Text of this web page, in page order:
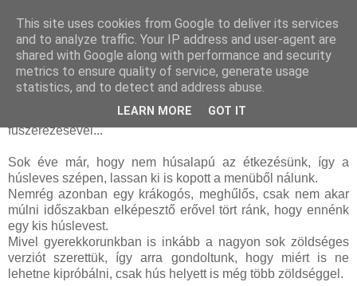
szombat, április 18, 2015
Vega "húsleves"
avagy zöldségleves a húsleves zöldségeiből,
fűszerezésével...
Sok éve már, hogy nem húsalapú az étkezésünk, így a
húsleves szépen, lassan ki is kopott a menüből nálunk.
Nemrég azonban egy krákogós, meghűlős, csak nem akar
múlni időszakban elképesztő erővel tört ránk, hogy ennénk
egy kis húslevest.
Mivel gyerekkorunkban is inkább a nagyon sok zöldséges
verziót szerettük, így arra gondoltunk, hogy miért is ne
lehetne kipróbálni, csak hús helyett is még több zöldséggel.
This site uses cookies from Google to deliver its services
and to analyze traffic. Your IP address and user-agent are
shared with Google along with performance and security
metrics to ensure quality of service, generate usage
statistics, and to detect and address abuse.
LEARN MORE GOT IT